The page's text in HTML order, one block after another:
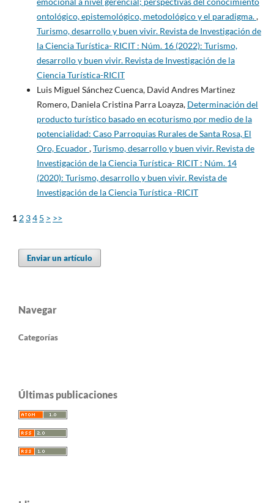
ontológico, epistemológico, metodológico y el paradigma.,
Turismo, desarrollo y buen vivir. Revista de Investigación de
la Ciencia Turística- RICIT : Núm. 16 (2022): Turismo,
desarrollo y buen vivir. Revista de Investigación de la
Ciencia Turística-RICIT
Luis Miguel Sánchez Cuenca, David Andres Martinez
Romero, Daniela Cristina Parra Loayza, Determinación del
producto turístico basado en ecoturismo por medio de la
potencialidad: Caso Parroquias Rurales de Santa Rosa, El
Oro, Ecuador,Turismo, desarrollo y buen vivir. Revista de
Investigación de la Ciencia Turística- RICIT : Núm. 14
(2020): Turismo, desarrollo y buen vivir. Revista de
Investigación de la Ciencia Turística -RICIT
1 2 34 5 > >>
Enviar un artículo
Navegar
Categorías
Últimas publicaciones